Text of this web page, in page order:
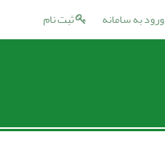
ثبت نام ورود به سامانه